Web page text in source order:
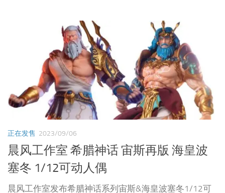
正在发售 2023/09/06
晨风工作室 希腊神话 宙斯再版 海皇波
塞冬 1/12可动人偶
晨风工作室发布希腊神话系列宙斯&海皇波塞冬1/12可